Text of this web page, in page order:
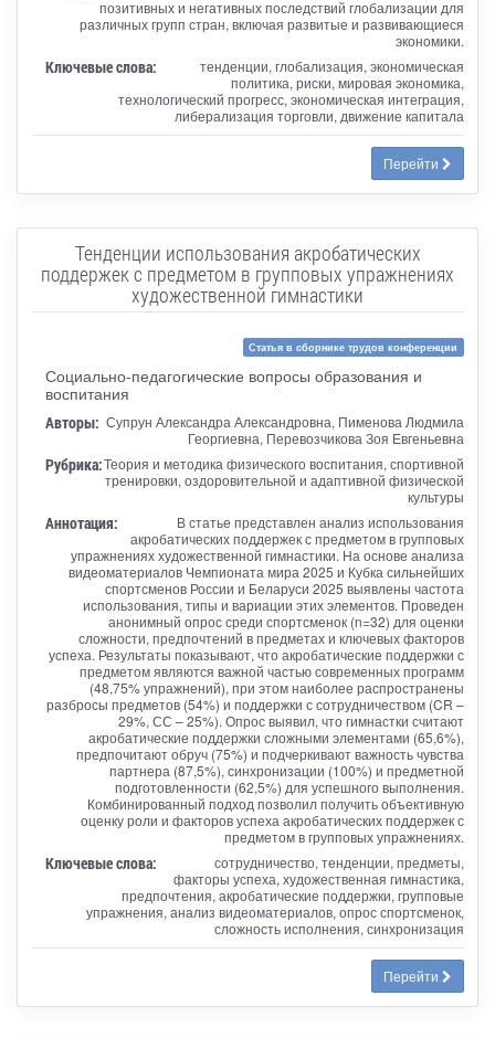
позитивных и негативных последствий глобализации для
различных групп стран, включая развитые и развивающиеся
экономики.
Ключевые слова:
тенденции, глобализация, экономическая
политика, риски, мировая экономика,
технологический прогресс, экономическая интеграция,
либерализация торговли, движение капитала
Перейти
Тенденции использования акробатических
поддержек с предметом в групповых упражнениях
художественной гимнастики
Статья в сборнике трудов конференции
Социально-педагогические вопросы образования и
воспитания
Авторы: Супрун Александра Александровна, Пименова Людмила
Георгиевна, Перевозчикова Зоя Евгеньевна
Рубрика:Теория и методика физического воспитания, спортивной
тренировки, оздоровительной и адаптивной физической
культуры
Аннотация:
В статье представлен анализ использования
акробатических поддержек с предметом в групповых
упражнениях художественной гимнастики. На основе анализа
видеоматериалов Чемпионата мира 2025 и Кубка сильнейших
спортсменов России и Беларуси 2025 выявлены частота
использования, типы и вариации этих элементов. Проведен
анонимный опрос среди спортсменок (n=32) для оценки
сложности, предпочтений в предметах и ключевых факторов
успеха. Результаты показывают, что акробатические поддержки с
предметом являются важной частью современных программ
(48,75% упражнений), при этом наиболее распространены
разбросы предметов (54%) и поддержки с сотрудничеством (CR –
29%, СС – 25%). Опрос выявил, что гимнастки считают
акробатические поддержки сложными элементами (65,6%),
предпочитают обруч (75%) и подчеркивают важность чувства
партнера (87,5%), синхронизации (100%) и предметной
подготовленности (62,5%) для успешного выполнения.
Комбинированный подход позволил получить объективную
оценку роли и факторов успеха акробатических поддержек с
предметом в групповых упражнениях.
Ключевые слова:
сотрудничество, тенденции, предметы,
факторы успеха, художественная гимнастика,
предпочтения, акробатические поддержки, групповые
упражнения, анализ видеоматериалов, опрос спортсменок,
сложность исполнения, синхронизация
Перейти